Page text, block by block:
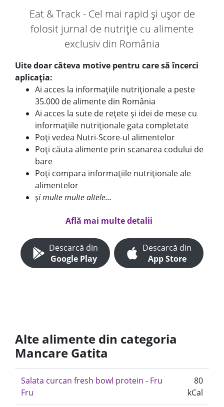
Eat & Track - Cel mai rapid și ușor de
folosit jurnal de nutriție cu alimente
exclusiv din România
Uite doar câteva motive pentru care să încerci
aplicația:
Ai acces la informațiile nutriționale a peste
35.000 de alimente din România
Ai acces la sute de rețete și idei de mese cu
informațiile nutriționale gata completate
Poți vedea Nutri-Score-ul alimentelor
Poți căuta alimente prin scanarea codului de
bare
Poți compara informațiile nutriționale ale
alimentelor
și multe multe altele...
Află mai multe detalii
Descarcă din
Google Play
Descarcă din
App Store
Alte alimente din categoria
Mancare Gatita
Salata curcan fresh bowl protein - Fru
Fru
80
kCal